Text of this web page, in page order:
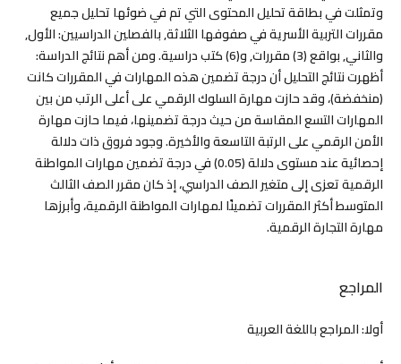
وتمثلت في بطاقة تحليل المحتوى التي تم في ضوئها تحليل جميع
مقررات التربية الأسرية في صفوفها الثلاثة, بالفصلين الدراسيين: الأول,
والثاني, بواقع (3) مقررات, و(6) كتب دراسية. ومن أهم نتائج الدراسة:
أظهرت نتائج التحليل أن درجة تضمين هذه المهارات في المقررات كانت
(منخفضة)، وقد حازت مهارة السلوك الرقمي على أعلى الرتب من بين
المهارات التسع المقاسة من حيث درجة تضمينها، فيما حازت مهارة
الأمن الرقمي على الرتبة التاسعة والأخيرة. وجود فروق ذات دلالة
إحصائية عند مستوى دلالة (0.05) في درجة تضمين مهارات المواطنة
الرقمية تعزى إلى متغير الصف الدراسي، إذ كان مقرر الصف الثالث
المتوسط أكثر المقررات تضمينًا لمهارات المواطنة الرقمية، وأبرزها
مهارة التجارة الرقمية.
المراجع
أولا: المراجع باللغة العربية